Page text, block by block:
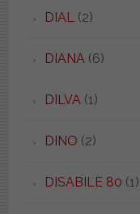
DIAL (2)
DIANA (6)
DILVA (1)
DINO (2)
DISABILE 80 (1)